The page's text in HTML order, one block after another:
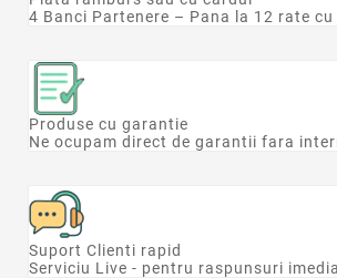
4 Banci Partenere – Pana la 12 rate cu
Produse cu garantie
Ne ocupam direct de garantii fara
Suport Clienti rapid
Serviciu Live - pentru raspunsuri